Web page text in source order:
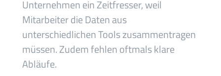
Unternehmen ein Zeitfresser, weil
Mitarbeiter die Daten aus
unterschiedlichen Tools zusammentragen
müssen. Zudem fehlen oftmals klare
Abläufe.